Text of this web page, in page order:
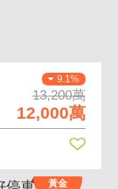
9.1%
13,200萬
12,000萬
黃金